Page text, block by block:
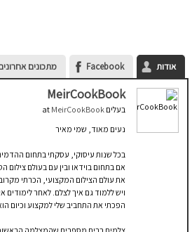
אודות Facebook מתכונים
MeirCookBook
בעלים MeirCookBook
נעים מאוד, שמי מאיר
בכל שנות עיסוקי, עסקתי בתחום
אם בתחום בוידאו ובין עם בעולם צילום
את עולם הצילום המקצועי, הכרתי
ויש ללמוד גם איך לצלם. לאחר לימודים
הפכתי את התחביב שלי למקצוע וכיום